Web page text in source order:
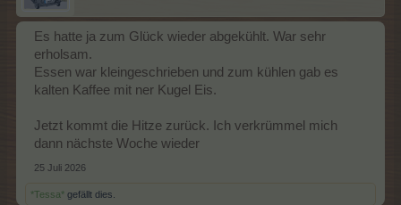
Es hatte ja zum Glück wieder abgekühlt. War sehr
erholsam.
Essen war kleingeschrieben und zum kühlen gab es
kalten Kaffee mit ner Kugel Eis.
Jetzt kommt die Hitze zurück. Ich verkrümmel mich
dann nächste Woche wieder
25 Juli 2026
*Tessa* gefällt dies.